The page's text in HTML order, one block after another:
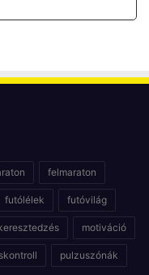
felmaraton
futólélek futóvilág
motiváció
pulzuszónák